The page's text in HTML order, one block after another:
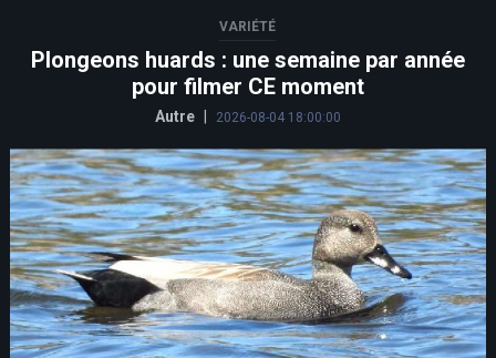
VARIÉTÉ
Plongeons huards : une semaine par année
pour filmer CE moment
Autre 2026-08-04 18:00:00